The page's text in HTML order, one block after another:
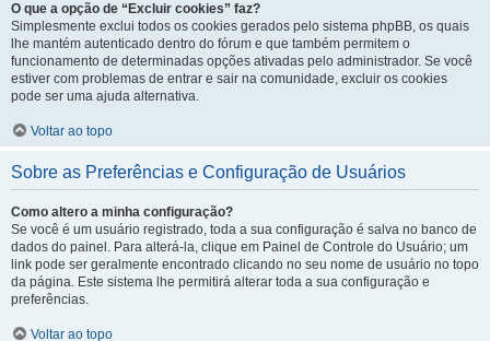
O que a opção de “Excluir cookies” faz?
Simplesmente exclui todos os cookies gerados pelo sistema phpBB, os quais
lhe mantém autenticado dentro do fórum e que também permitem o
funcionamento de determinadas opções ativadas pelo administrador. Se você
estiver com problemas de entrar e sair na comunidade, excluir os cookies
pode ser uma ajuda alternativa.
Voltar ao topo
Sobre as Preferências e Configuração de Usuários
Como altero a minha configuração?
Se você é um usuário registrado, toda a sua configuração é salva no banco de
dados do painel. Para alterá-la, clique em Painel de Controle do Usuário; um
link pode ser geralmente encontrado clicando no seu nome de usuário no topo
da página. Este sistema lhe permitirá alterar toda a sua configuração e
preferências.
Voltar ao topo